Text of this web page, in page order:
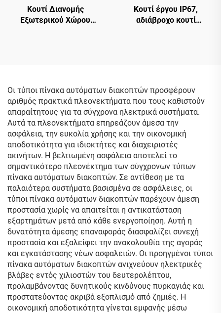
Κουτί Διανομής
Εξωτερικού Χώρου
Κουτί έργου IP67,
αδιάβροχο κουτί
Οι τύποι πίνακα αυτόματων διακοπτών προσφέρουν
αριθμός πρακτικά πλεονεκτήματα που τους καθιστούν
απαραίτητους για τα σύγχρονα ηλεκτρικά συστήματα.
Αυτά τα πλεονεκτήματα επηρεάζουν άμεσα την
ασφάλεια, την ευκολία χρήσης και την οικονομική
αποδοτικότητα για ιδιοκτήτες και διαχειριστές
ακινήτων. Η βελτιωμένη ασφάλεια αποτελεί το
σημαντικότερο πλεονέκτημα των σύγχρονων τύπων
πίνακα αυτόματων διακοπτών. Σε αντίθεση με τα
παλαιότερα συστήματα βασισμένα σε ασφάλειες, οι
τύποι πίνακα αυτόματων διακοπτών παρέχουν άμεση
προστασία χωρίς να απαιτείται η αντικατάσταση
εξαρτημάτων μετά από κάθε ενεργοποίηση. Αυτή η
δυνατότητα άμεσης επαναφοράς διασφαλίζει συνεχή
προστασία και εξαλείφει την ανακολουθία της αγοράς
και εγκατάστασης νέων ασφαλειών. Οι προηγμένοι τύποι
πίνακα αυτόματων διακοπτών ανιχνεύουν ηλεκτρικές
βλάβες εντός χιλιοστών του δευτερολέπτου,
προλαμβάνοντας δυνητικούς κινδύνους πυρκαγιάς και
προστατεύοντας ακριβά εξοπλισμό από ζημιές. Η
οικονομική αποδοτικότητα γίνεται εμφανής μέσω